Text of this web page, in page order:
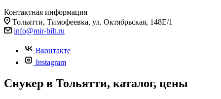
Контактная информация
Тольятти, Тимофеевка, ул. Октябрьская, 148Е/1
info@mir-bilt.ru
Вконтакте
Instagram
Снукер в Тольятти, каталог, цены